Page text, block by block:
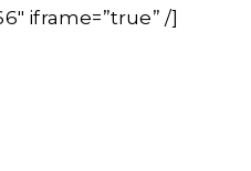
iframe=”true” /]